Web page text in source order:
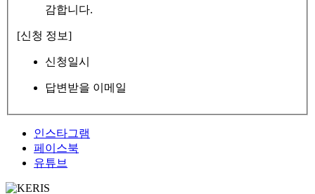
감합니다.
[신청 정보]
신청일시
답변받을 이메일
인스타그램
페이스북
유튜브